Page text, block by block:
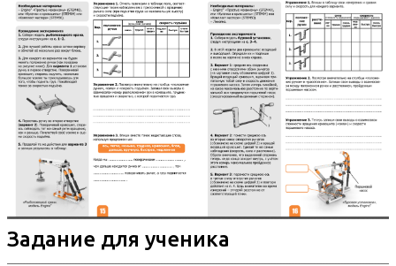
Задание для ученика